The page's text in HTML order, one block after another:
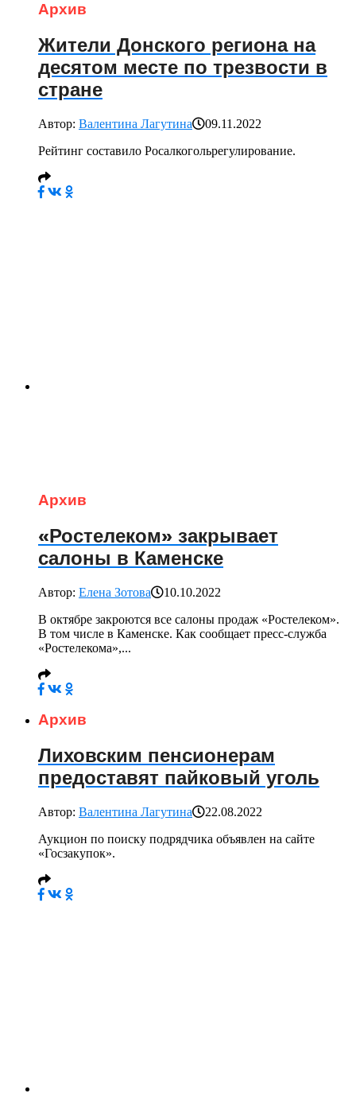
Архив
Жители Донского региона на
десятом месте по трезвости в
стране
Автор: Валентина Лагутина
09.11.2022
Рейтинг составило Росалкогольрегулирование.
Архив
«Ростелеком» закрывает
салоны в Каменске
Автор: Елена Зотова
10.10.2022
В октябре закроются все салоны продаж «Ростелеком».
В том числе в Каменске. Как сообщает пресс-служба
«Ростелекома»,...
Архив
Лиховским пенсионерам
предоставят пайковый уголь
Автор: Валентина Лагутина
22.08.2022
Аукцион по поиску подрядчика объявлен на сайте
«Госзакупок».